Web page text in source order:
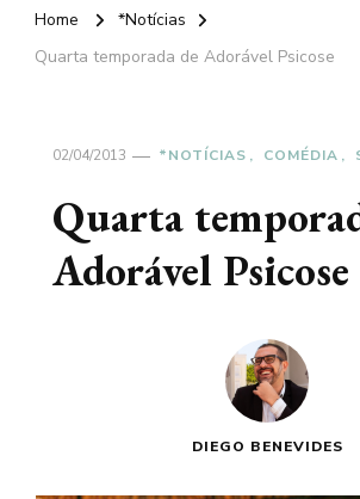
Home
*Notícias
Quarta temporada de Adorável Psicose
02/04/2013 *NOTÍCIAS COMÉDIA
Quarta
Adorável Psicose
DIEGO BENEVIDES